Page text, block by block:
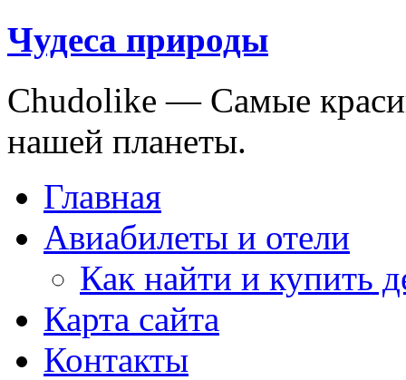
Чудеса природы
Chudolike — Cамые
нашей планеты.
Главная
Авиабилеты и отели
Как найти и купить
Карта сайта
Контакты